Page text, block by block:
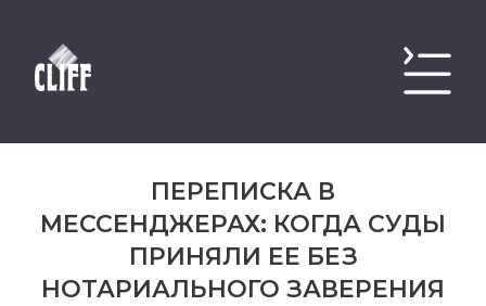
ПЕРЕПИСКА В
МЕССЕНДЖЕРАХ: КОГДА СУДЫ
ПРИНЯЛИ ЕЕ БЕЗ
НОТАРИАЛЬНОГО ЗАВЕРЕНИЯ